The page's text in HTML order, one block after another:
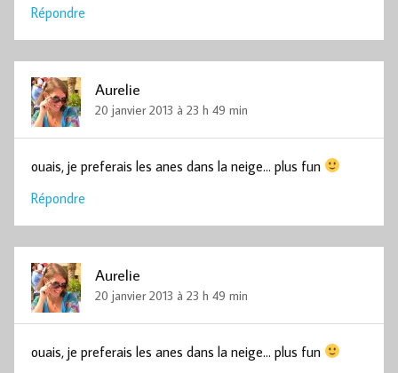
Répondre
Aurelie
20 janvier 2013 à 23 h 49 min
ouais, je preferais les anes dans la neige… plus fun
Répondre
Aurelie
20 janvier 2013 à 23 h 49 min
ouais, je preferais les anes dans la neige… plus fun